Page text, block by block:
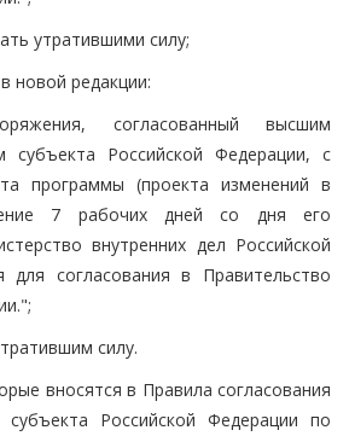
утратившими силу;
новой редакции:
согласованный высшим
субъекта Российской Федерации, с
программы (проекта изменений в
7 рабочих дней со дня его
внутренних дел Российской
для согласования в Правительство
силу.
вносятся в Правила согласования
Российской Федерации по